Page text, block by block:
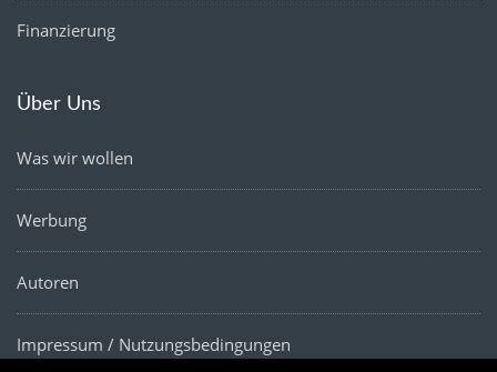
Finanzierung
Über Uns
Was wir wollen
Werbung
Autoren
Impressum / Nutzungsbedingungen